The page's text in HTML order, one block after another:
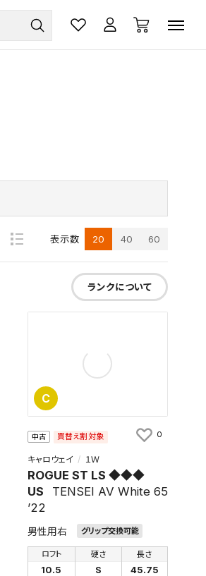
表示数 20 40 60
ランクについて
C
中古 買替え割対象
キャロウェイ １Ｗ
ROGUE ST LS ◆◆◆
US
TENSEI AV White 65
’22
男性用右 グリップ交換可能
ロフト
10.5
硬さ
S
長さ
45.75
0